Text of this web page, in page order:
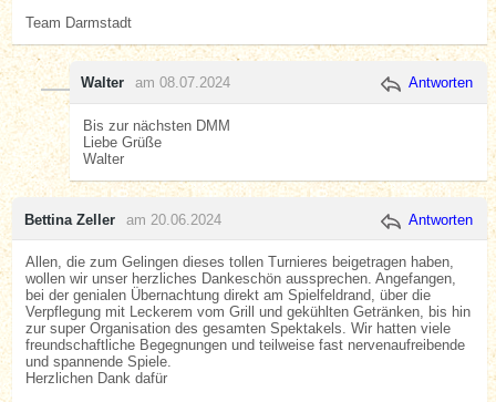
Team Darmstadt
Walter am 08.07.2024 Antworten
Bis zur nächsten DMM
Liebe Grüße
Walter
Bettina Zeller am 20.06.2024 Antworten
Allen, die zum Gelingen dieses tollen Turnieres beigetragen haben,
wollen wir unser herzliches Dankeschön aussprechen. Angefangen,
bei der genialen Übernachtung direkt am Spielfeldrand, über die
Verpflegung mit Leckerem vom Grill und gekühlten Getränken, bis hin
zur super Organisation des gesamten Spektakels. Wir hatten viele
freundschaftliche Begegnungen und teilweise fast nervenaufreibende
und spannende Spiele.
Herzlichen Dank dafür